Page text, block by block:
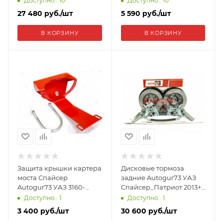
27 480 руб./шт
В КОРЗИНУ
5 590 руб./шт
В КОРЗИНУ
Защита крышки картера
моста Спайсер
Autogur73 УАЗ 3160-
2401018-10-ЗАЩ
Доступно.: 1
3 400 руб./шт
Дисковые тормоза
задние Autogur73 УАЗ
Спайсер_Патриот 2013+
N-DT-UAZ-SP-Z
Доступно.: 1
30 600 руб./шт